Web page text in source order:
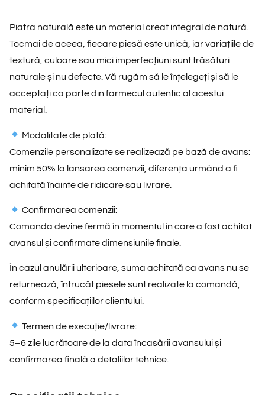
Piatra naturală este un material creat integral de natură.
Tocmai de aceea, fiecare piesă este unică, iar variațiile de
textură, culoare sau mici imperfecțiuni sunt trăsături
naturale și nu defecte. Vă rugăm să le înțelegeți și să le
acceptați ca parte din farmecul autentic al acestui
material.
Modalitate de plată:
Comenzile personalizate se realizează pe bază de avans:
minim 50% la lansarea comenzii, diferența urmând a fi
achitată înainte de ridicare sau livrare.
Confirmarea comenzii:
Comanda devine fermă în momentul în care a fost achitat
avansul și confirmate dimensiunile finale.
În cazul anulării ulterioare, suma achitată ca avans nu se
returnează, întrucât piesele sunt realizate la comandă,
conform specificațiilor clientului.
Termen de execuție/livrare:
5–6 zile lucrătoare de la data încasării avansului și
confirmarea finală a detaliilor tehnice.